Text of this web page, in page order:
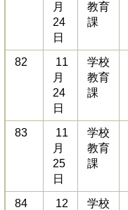
月
24
日
教育
課
82
11
月
24
日
学校
教育
課
83
11
月
25
日
学校
教育
課
84
12
学校